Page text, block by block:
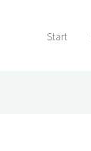
Start